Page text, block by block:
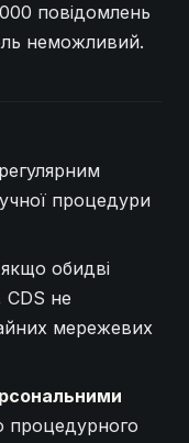
повідомлень
неможливий.
процедури
обидві
не
мережевих
процедурного